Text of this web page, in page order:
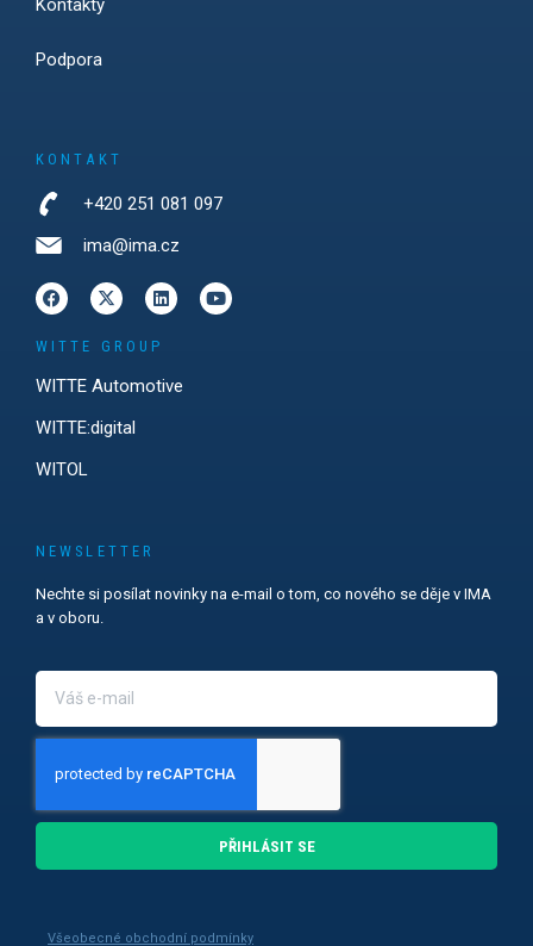
Kontakty
Podpora
KONTAKT
+420 251 081 097
ima@ima.cz
WITTE GROUP
WITTE Automotive
WITTE:digital
WITOL
NEWSLETTER
Nechte si posílat novinky na e-mail o tom, co nového se děje v IMA
a v oboru.
PŘIHLÁSIT SE
Všeobecné obchodní podmínky